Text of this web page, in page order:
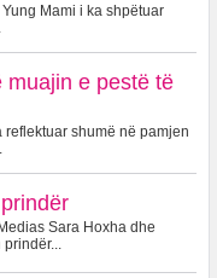
Mami i ka shpëtuar
muajin e pestë të
shumë në pamjen
Sara Hoxha dhe